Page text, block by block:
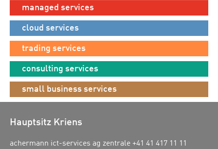
managed services
cloud services
trading services
consulting services
small business services
Hauptsitz Kriens
achermann ict-services ag zentrale +41 41 417 11 11